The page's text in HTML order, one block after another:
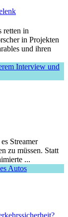
retten in
in Projekten
und ihren
Streamer
zu müssen. Statt
...